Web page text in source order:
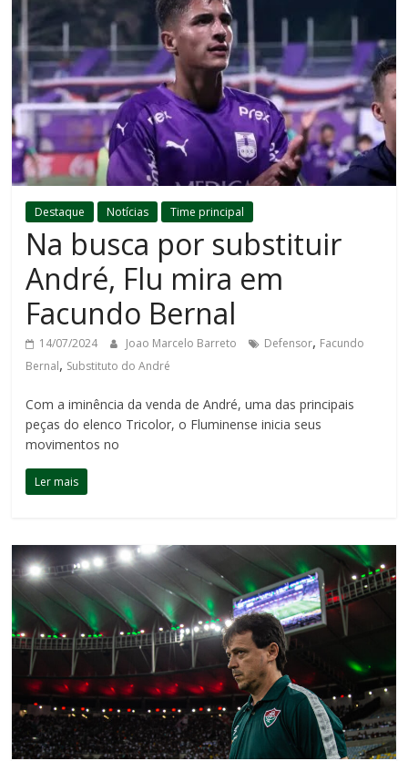
Destaque Notícias Time principal
Na busca por substituir
André, Flu mira em
Facundo Bernal
14/07/2024 Joao Marcelo Barreto Defensor, Facundo
Bernal, Substituto do André
Com a iminência da venda de André, uma das principais
peças do elenco Tricolor, o Fluminense inicia seus
movimentos no
Ler mais